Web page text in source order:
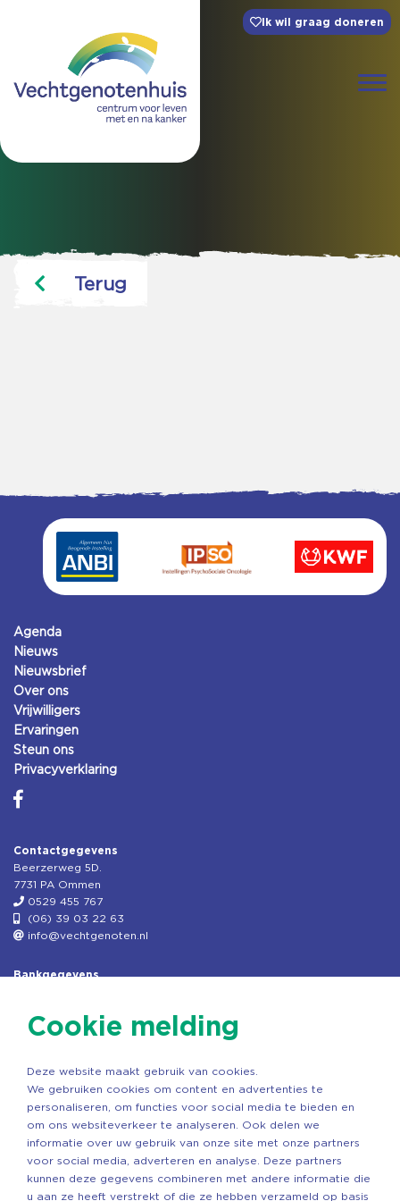
Ik wil graag doneren
Terug
Agenda
Nieuws
Nieuwsbrief
Over ons
Vrijwilligers
Ervaringen
Steun ons
Privacyverklaring
Contactgegevens
Beerzerweg 5D.
7731 PA Ommen
0529 455 767
(06) 39 03 22 63
info@vechtgenoten.nl
Bankgegevens
Rek.nr: NL85RABO0127579230
Copyright ©2026 Vechtgenoten
Cookie melding
Deze website maakt gebruik van cookies.
We gebruiken cookies om content en advertenties te
personaliseren, om functies voor social media te bieden en
om ons websiteverkeer te analyseren. Ook delen we
informatie over uw gebruik van onze site met onze partners
voor social media, adverteren en analyse. Deze partners
kunnen deze gegevens combineren met andere informatie die
u aan ze heeft verstrekt of die ze hebben verzameld op basis